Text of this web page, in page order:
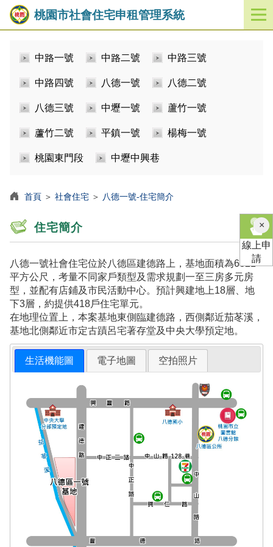
桃園市社會住宅申租管理系統
開
啟
中路一號 中路二號 中路三號
中路四號 八德一號 八德二號
八德三號 中壢一號 蘆竹一號
蘆竹二號 平鎮一號 楊梅一號
桃園東門段 中壢中興巷
首頁 ＞ 社會住宅 ＞ 八德一號-住宅簡介
住宅簡介
八德一號社會住宅位於八德區建德路上，基地面積為6821
平方公尺，考量不同家戶類型及需求規劃一至三房多元房
型，並配有店鋪及市民活動中心。預計興建地上18層、地
下3層，約提供418戶住宅單元。
在地理位置上，本案基地東側臨建德路，西側鄰近茄苳溪，
基地北側鄰近市定古蹟呂宅著存堂及中央大學預定地。
生活機能圖 電子地圖 空拍照片
×關
閉
線上申
請